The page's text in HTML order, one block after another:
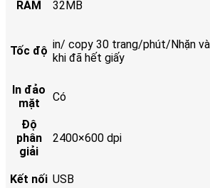
RAM 32MB
Tốc độ in/ copy 30 trang/phút/Nhặn
khi đã hết giấy
In đảo
mặt
Có
Độ
phân
giải
2400×600 dpi
Kết nối USB